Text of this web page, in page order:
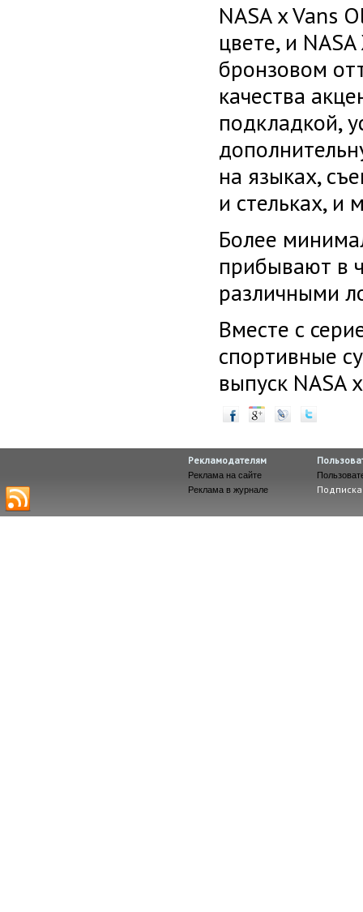
NASA x Vans
цвете, и
бронзовом
качества
подкладкой,
на языках,
и стельках, и
Более
прибывают в
различными
Вместе с
спортивные
выпуск NASA
Рекламодателям
Реклама на сайте
Реклама в журнале